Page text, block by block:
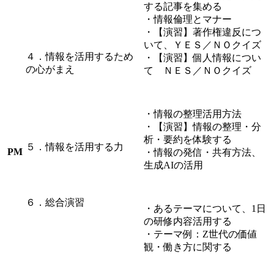
PM
４．情報を活用するため
の心がまえ
５．情報を活用する力
６．総合演習
する記事を集める
・情報倫理とマナー
・【演習】著作権違反につ
いて、ＹＥＳ／ＮＯクイズ
・【演習】個人情報につい
て ＮＥＳ／ＮＯクイズ
・情報の整理活用方法
・【演習】情報の整理・分
析・要約を体験する
・情報の発信・共有方法、
生成AIの活用
・あるテーマについて、1日
の研修内容活用する
・テーマ例：Z世代の価値
観・働き方に関する